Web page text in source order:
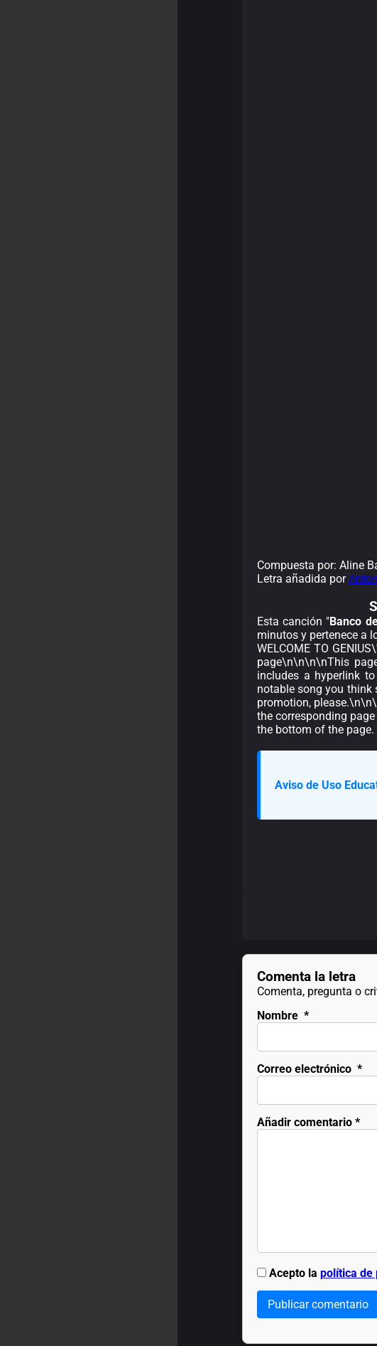
Compuesta por: Aline
Letra añadida por
Esta canción "Banco
minutos y pertenece a
WELCOME TO
page\n\n\n\nThis
includes a hyperlink
notable song you think
promotion,
the corresponding
the bottom of the page.
Aviso de Uso
Comenta la letra
Comenta, pregunta o
Nombre *
Correo electrónico *
Añadir comentario*
Acepto la política de
Publicar comentario